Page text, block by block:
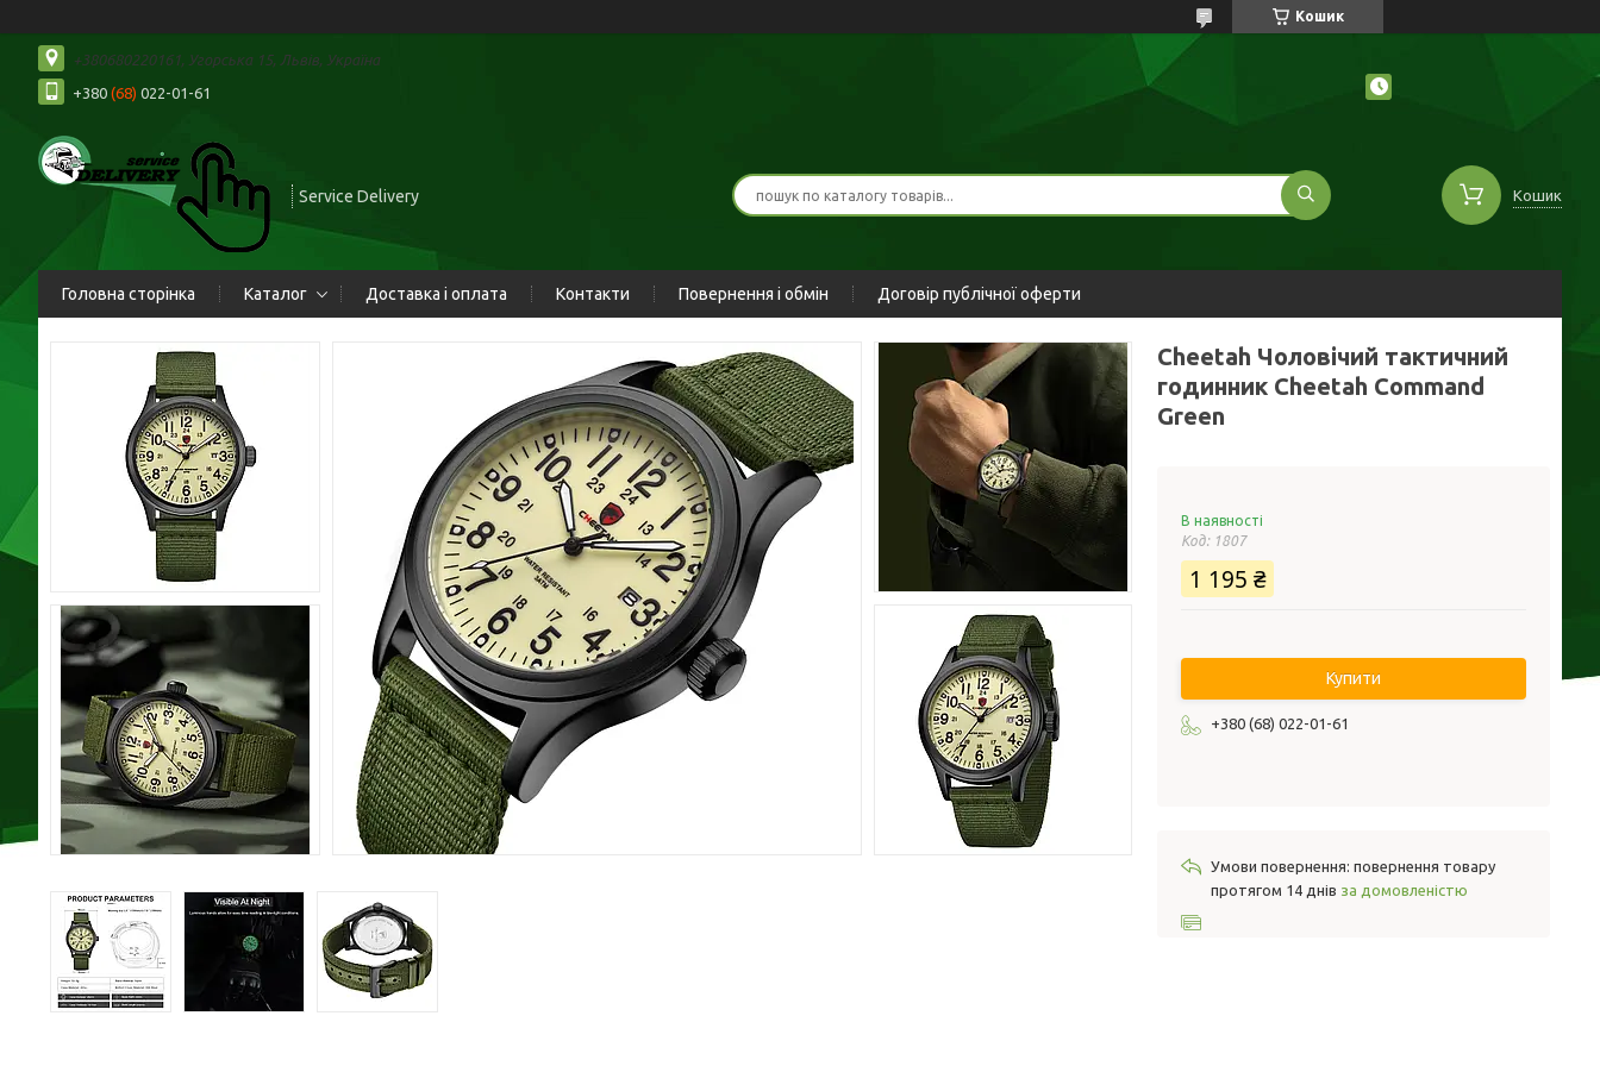
Кошик
+380680220161, Угорська 15, Львів, Україна
+380 (68) 022-01-61
Service Delivery Кошик
Головна сторінка Каталог Доставка і оплата Контакти Повернення і обмін Договір публічної оферти
Cheetah Чоловічий тактичний
годинник Cheetah Command
Green
В наявності
Код: 1807
1 195 ₴
Купити
+380 (68) 022-01-61
повернення товару
протягом 14 днів за домовленістю